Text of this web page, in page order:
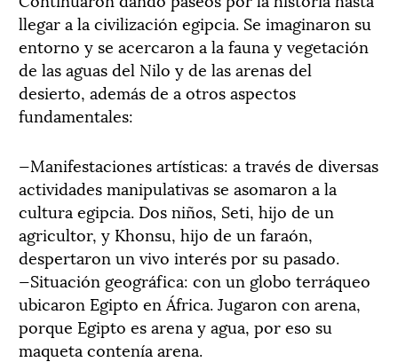
llegar a la civilización egipcia. Se imaginaron su
entorno y se acercaron a la fauna y vegetación
de las aguas del Nilo y de las arenas del
desierto, además de a otros aspectos
fundamentales:
—Manifestaciones artísticas: a través de diversas
actividades manipulativas se asomaron a la
cultura egipcia. Dos niños, Seti, hijo de un
agricultor, y Khonsu, hijo de un faraón,
despertaron un vivo interés por su pasado.
—Situación geográfica: con un globo terráqueo
ubicaron Egipto en África. Jugaron con arena,
porque Egipto es arena y agua, por eso su
maqueta contenía arena.